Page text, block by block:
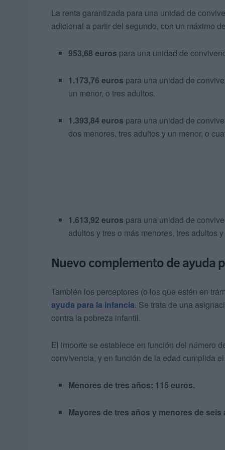
La renta garantizada para una unidad de
adicional a partir del segundo, con un máximo
953,68 euros para una unidad de
1.173,76 euros para una unidad de
un menor, o tres adultos.
1.393,84 euros para una unidad de
dos menores, tres adultos y un menor, o
1.613,92 euros para una unidad de
adultos y tres o más menores, tres adultos
Nuevo complemento de ayuda
También los perceptores (o los que estén en
ayuda para la infancia. Se trata de una
contra la pobreza infantil.
El importe se establece en función del número
convivencia, y en función de la edad cumplida
Menores de tres años: 115 euros.
Mayores de tres años y menores de seis